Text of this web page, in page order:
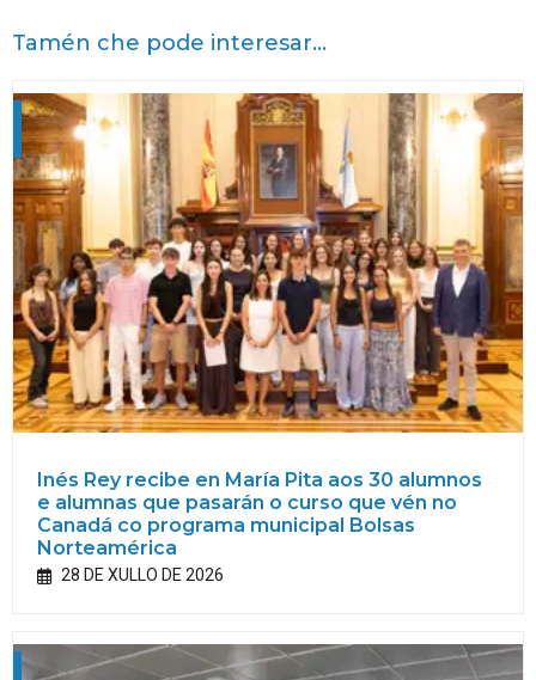
Tamén che pode interesar...
Inés Rey recibe en María Pita aos 30 alumnos
e alumnas que pasarán o curso que vén no
Canadá co programa municipal Bolsas
Norteamérica
28 DE XULLO DE 2026